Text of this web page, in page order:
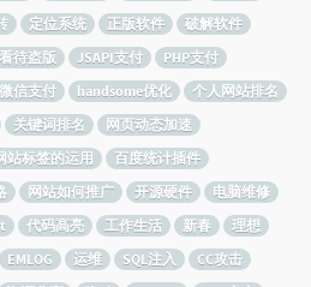
定位系统 正版软件
破解软件
待盗版 JSAPI支付
PHP支付
微信支付 handsome优化
个人网站排名
关键词排名
网页动态加速
站标签的运用
百度统计插件
网站如何推广 开源硬件
电脑维修
代码高亮 工作生活 新春
理想
EMLOG 运维 SQL注入
CC攻击